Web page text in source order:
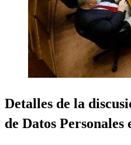
Detalles de la
de Datos